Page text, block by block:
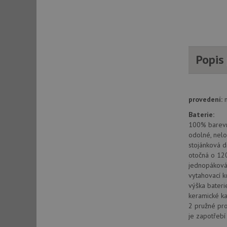
provedení:
Baterie:
100%
odolné,
stojánková
otočná o
vytahovací
výška
keramické
2 pružné
je
Název
_ga_9T91YFLEPX
Název
__Secure-YNID